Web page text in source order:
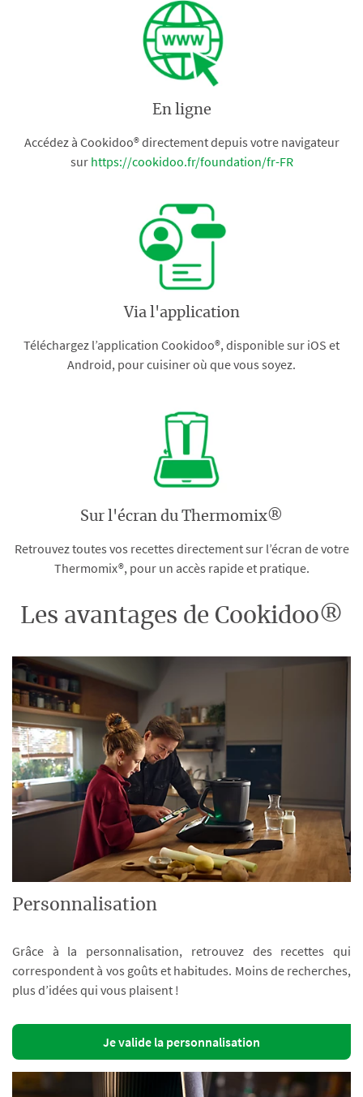
En ligne
Accédez à Cookidoo® directement depuis votre navigateur
sur https://cookidoo.fr/foundation/fr-FR
Via l'application
Téléchargez l’application Cookidoo®, disponible sur iOS et
Android, pour cuisiner où que vous soyez.
Sur l'écran du Thermomix®
Retrouvez toutes vos recettes directement sur l’écran de votre
Thermomix®, pour un accès rapide et pratique.
Les avantages de Cookidoo®
Personnalisation
Grâce à la personnalisation, retrouvez des recettes qui
correspondent à vos goûts et habitudes. Moins de recherches,
plus d’idées qui vous plaisent !
Je valide la personnalisation